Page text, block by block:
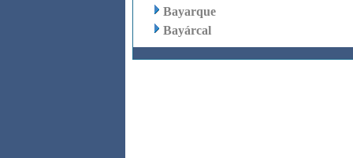
Bayarque
Bayárcal